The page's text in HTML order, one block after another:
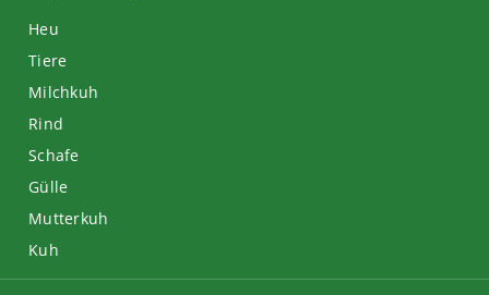
Heu
Tiere
Milchkuh
Rind
Schafe
Gülle
Mutterkuh
Kuh